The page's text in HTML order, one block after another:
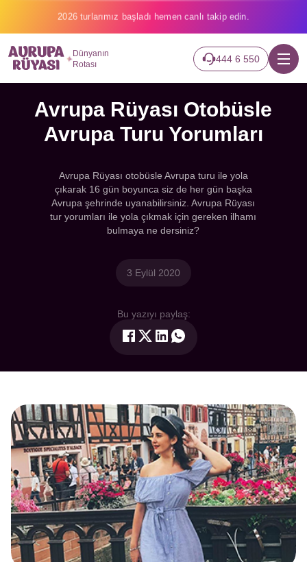
2026 turlarımız başladı hemen canlı takip edin.
Dünyanın
Rotası
444 6 550
Avrupa Rüyası Otobüsle
Avrupa Turu Yorumları
Avrupa Rüyası otobüsle Avrupa turu ile yola
çıkarak 16 gün boyunca siz de her gün başka
Avrupa şehrinde uyanabilirsiniz. Avrupa Rüyası
tur yorumları ile yola çıkmak için gereken ilhamı
bulmaya ne dersiniz?
3 Eylül 2020
Bu yazıyı paylaş: